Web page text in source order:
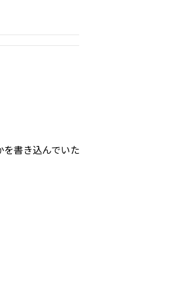
書き込んでいた